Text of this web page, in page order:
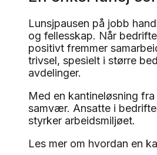
Lunsjpausen på jobb
og fellesskap. Når
positivt fremmer
trivsel, spesielt i større
avdelinger.
Med en kantineløsning
samvær. Ansatte i
styrker arbeidsmiljøet.
Les mer om hvordan en